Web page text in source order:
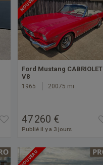
Ford Mustang CABRIOLET
V8
1965 20075 mi
47 260 €
Publié il y a 3 jours
NOUVEAU